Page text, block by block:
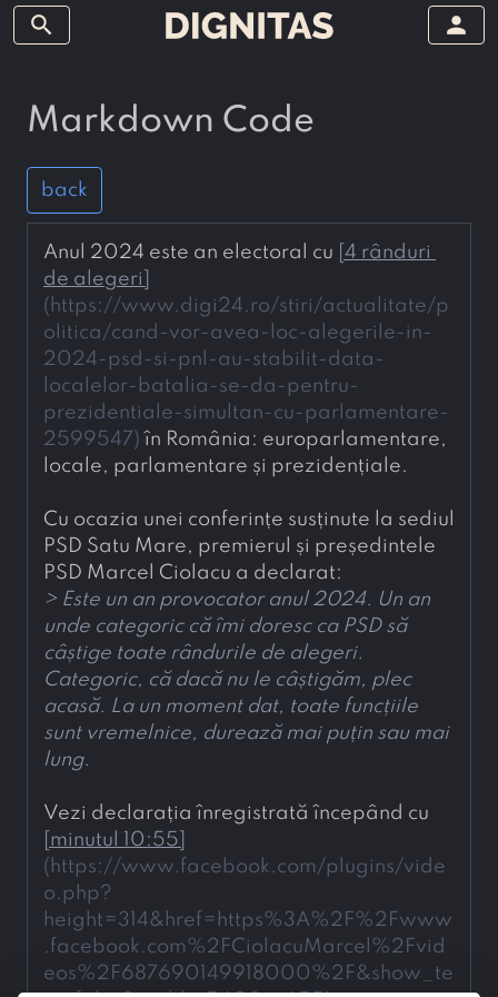
search person
Markdown Code
back
Anul 2024 este an electoral cu
4 rânduri
de alegeri
( https://www.digi24.ro/stiri/actualitate/p
olitica/cand-vor-avea-loc-alegerile-in-
2024-psd-si-pnl-au-stabilit-data-
localelor-batalia-se-da-pentru-
prezidentiale-simultan-cu-parlamentare-
2599547) în România: europarlamentare,
locale, parlamentare și prezidențiale.
Cu ocazia unei conferințe susținute la sediul
PSD Satu Mare, premierul și președintele
PSD Marcel Ciolacu a declarat:
> Este un an provocator anul 2024. Un an
unde categoric că îmi doresc ca PSD să
câștige toate rândurile de alegeri.
Categoric, că dacă nu le câștigăm, plec
acasă. La un moment dat, toate funcțiile
sunt vremelnice, durează mai puțin sau mai
lung.
minutul 10:55
( https://www.facebook.com/plugins/vide
o.php?
height=314&href=https%3A%2F%2Fwww
.facebook.com%2FCiolacuMarcel%2Fvid
eos%2F687690149918000%2F&show_te